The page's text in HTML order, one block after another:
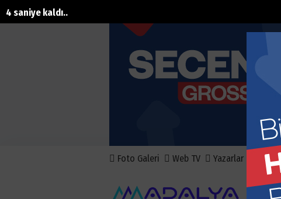
3 saniye kaldı..
Foto Galeri Web TV Yazarlar